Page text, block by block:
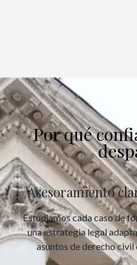
Por qué
Asesoramiento
Estudiamos cada caso de
una estrategia legal
asuntos de derecho civil